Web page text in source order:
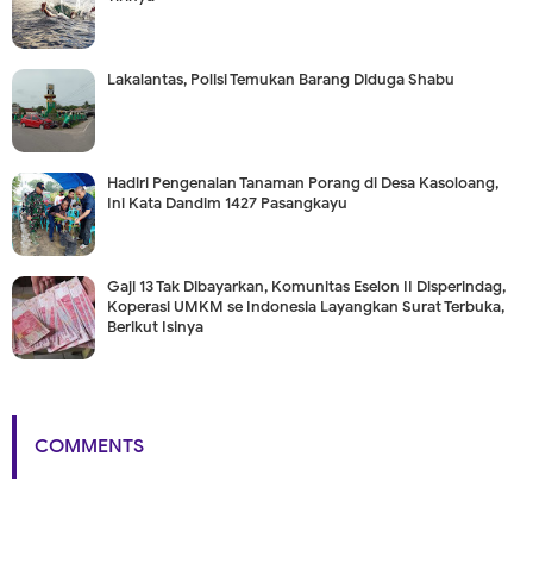
Lakalantas, Polisi Temukan Barang Diduga Shabu
Hadiri Pengenalan Tanaman Porang di Desa Kasoloang,
Ini Kata Dandim 1427 Pasangkayu
Gaji 13 Tak Dibayarkan, Komunitas Eselon II Disperindag,
Koperasi UMKM se Indonesia Layangkan Surat Terbuka,
Berikut Isinya
COMMENTS